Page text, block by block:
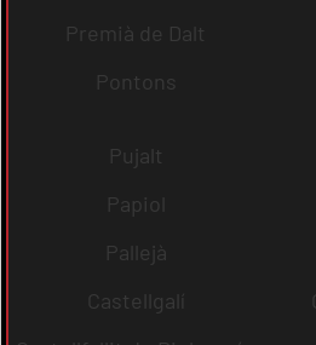
Premià de Dalt
Pontons
Pujalt
Papiol
Pallejà
Castellgalí